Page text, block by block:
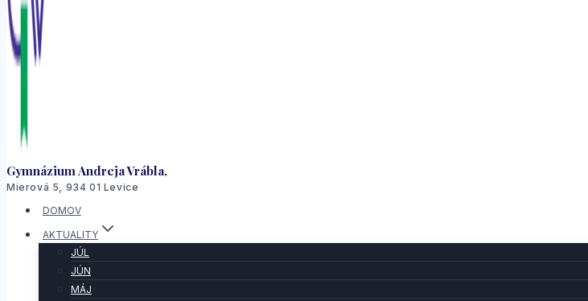
Gymnázium Andreja Vrábla,
Mierová 5, 934 01 Levice
DOMOV
AKTUALITY
JÚL
JÚN
MÁJ